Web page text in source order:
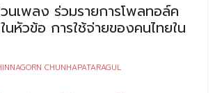
ต
เตอร์
องสำอาง
เพลง ร่วมรายการโพลทอล์ค
หัวข้อ การใช้จ่ายของคนไทยใน
CHUNHAPATARAGUL